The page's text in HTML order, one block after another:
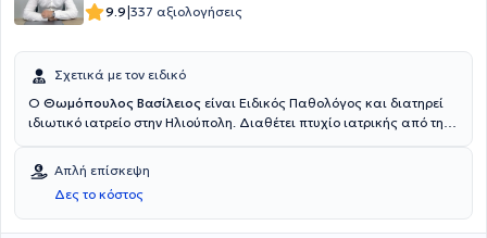
9.9|337 αξιολογήσεις
Σχετικά με τον ειδικό
Ο Θωμόπουλος Βασίλειος είναι Ειδικός Παθολόγος και διατηρεί
ιδιωτικό ιατρείο στην Ηλιούπολη. Διαθέτει πτυχίο ιατρικής από την
Παθολογία στο Πανεπιστημιακό Γενικό Νοσοκομείο Ιωαννίνων.
Είναι εξωτερικός επιστημονικός συνεργάτης στο Παθολογικό Τμήμα
του Μediterraneo Hospital. Τέλος, ο γιατρός παρακολουθεί πλήθος
συνεδρίων στα πλαίσια της συνεχούς κατάρτισης.
Απλή επίσκεψη
Δες το κόστος